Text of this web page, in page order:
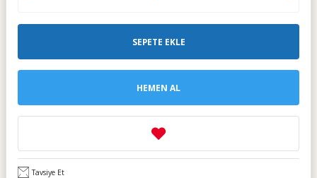
SEPETE EKLE
HEMEN AL
Tavsiye Et